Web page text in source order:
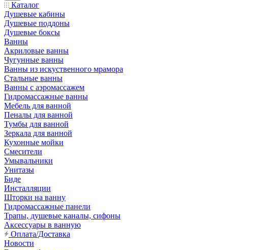
Каталог
Душевые кабины
Душевые поддоны
Душевые боксы
Ванны
Акриловые ванны
Чугунные ванны
Ванны из искуственного мрамора
Стальные ванны
Ванны с аэромассажем
Гидромассажные ванны
Мебель для ванной
Пеналы для ванной
Тумбы для ванной
Зеркала для ванной
Кухонные мойки
Смесители
Умывальники
Унитазы
Биде
Инсталляции
Шторки на ванну
Гидромассажные панели
Трапы, душевые каналы, сифоны
Аксессуары в ванную
Оплата/Доставка
Новости